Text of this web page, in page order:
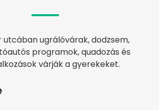
utcában ugrálóvárak, dodzsem,
programok, quadozás és
várják a gyerekeket.